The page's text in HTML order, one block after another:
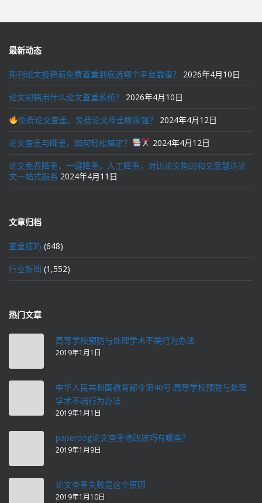
最新动态
期刊论文投稿前免费查重到底选哪个平台靠谱？ 2026年4月10日
论文初稿用什么论文查重系统？ 2026年4月10日
免费论文查重、免费论文降重哪家强？ 2024年4月12日
论文查重与降重，如何轻松搞定？ 2024年4月12日
论文免费降重，一键降重，人工降重，对比论文狗的和文思慧达论
文一站式服务 2024年4月11日
文章归档
查重技巧 (648)
行业新闻 (1,552)
热门文章
高等学校预防与处理学术不端行为办法
2019年1月1日
中华人民共和国教育部令第40号:高等学校预防与处理
学术不端行为办法
2019年1月1日
paperdog论文查重修改技巧有哪些？
2019年1月9日
论文查重失败是这个原因
2019年1月10日